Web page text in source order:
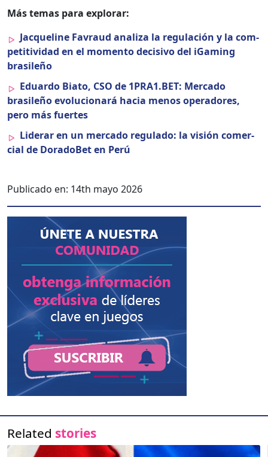
Más temas para explo­rar:
Jacque­line Favraud anal­iza la reg­u­lación y la com­
pet­i­tivi­dad en el momen­to deci­si­vo del iGam­ing
brasileño
Eduar­do Bia­to, CSO de 1PRA1.BET: Mer­ca­do
brasileño evolu­cionará hacia menos oper­adores,
pero más fuertes
Lid­er­ar en un mer­ca­do reg­u­la­do: la visión com­er­
cial de Dorado­Bet en Perú
Publicado en: 14th mayo 2026
Related stories